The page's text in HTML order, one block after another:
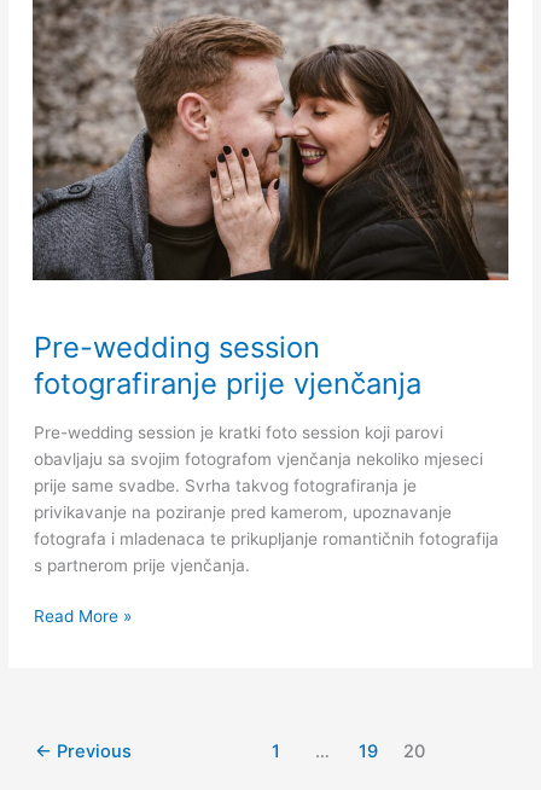
Pre-wedding session
fotografiranje prije vjenčanja
Pre-wedding session je kratki foto session koji parovi
obavljaju sa svojim fotografom vjenčanja nekoliko mjeseci
prije same svadbe. Svrha takvog fotografiranja je
privikavanje na poziranje pred kamerom, upoznavanje
fotografa i mladenaca te prikupljanje romantičnih fotografija
s partnerom prije vjenčanja.
wedding
session
fotografiranje
prije
vjenčanja
Read More »
← Previous 1 … 19 20